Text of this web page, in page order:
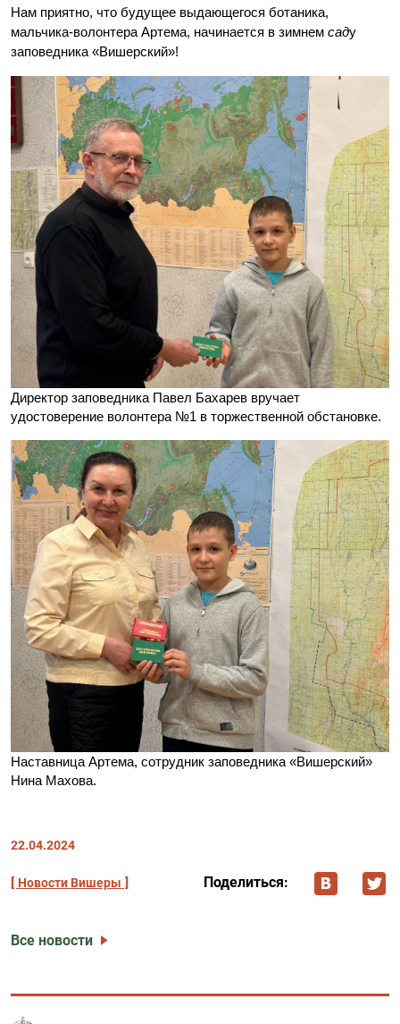
Нам приятно, что будущее выдающегося ботаника,
мальчика-волонтера Артема, начинается в зимнем саду
заповедника «Вишерский»!
Директор заповедника Павел Бахарев вручает
удостоверение волонтера №1 в торжественной обстановке.
Наставница Артема, сотрудник заповедника «Вишерский»
Нина Махова.
22.04.2024
Новости Вишеры Поделиться:
Все новости